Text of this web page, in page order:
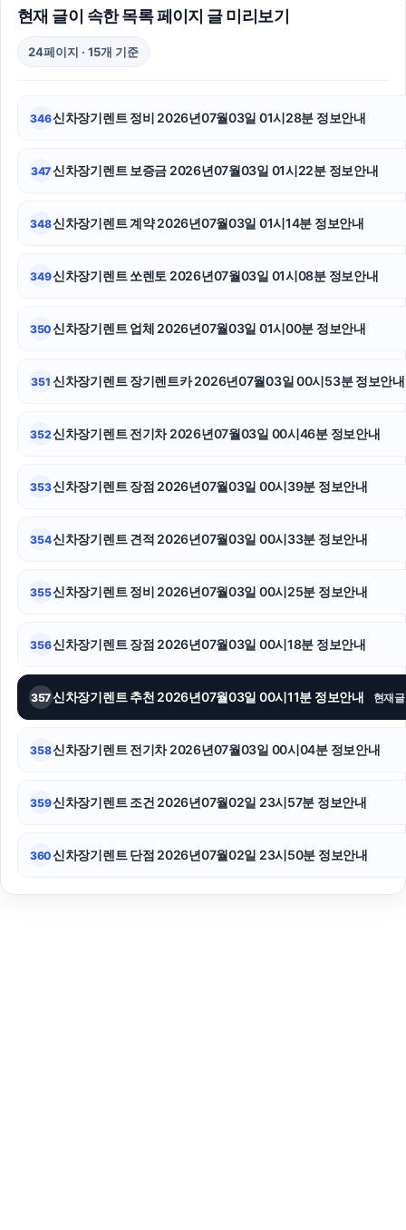
은평구하수구막힘
금천구하수구막힘
용인이혼변호사
장기렌트
인스타그램 팔로워
트립닷컴할인코드
고양이파양
현재 글이 속한 목록 페이지 글 미리보기
24페이지 · 15개 기준
346신차장기렌트 정비 2026년07월03일 01시28분 정보안내
347신차장기렌트 보증금 2026년07월03일 01시22분 정보안내
348신차장기렌트 계약 2026년07월03일 01시14분 정보안내
349신차장기렌트 쏘렌토 2026년07월03일 01시08분 정보안내
350신차장기렌트 업체 2026년07월03일 01시00분 정보안내
351 신차장기렌트 장기렌트카 2026년07월03일 00시53분 정보안내
352신차장기렌트 전기차 2026년07월03일 00시46분 정보안내
353신차장기렌트 장점 2026년07월03일 00시39분 정보안내
354신차장기렌트 견적 2026년07월03일 00시33분 정보안내
355신차장기렌트 정비 2026년07월03일 00시25분 정보안내
356신차장기렌트 장점 2026년07월03일 00시18분 정보안내
357신차장기렌트 추천 2026년07월03일 00시11분 정보안내 현재글
358신차장기렌트 전기차 2026년07월03일 00시04분 정보안내
359신차장기렌트 조건 2026년07월02일 23시57분 정보안내
360신차장기렌트 단점 2026년07월02일 23시50분 정보안내